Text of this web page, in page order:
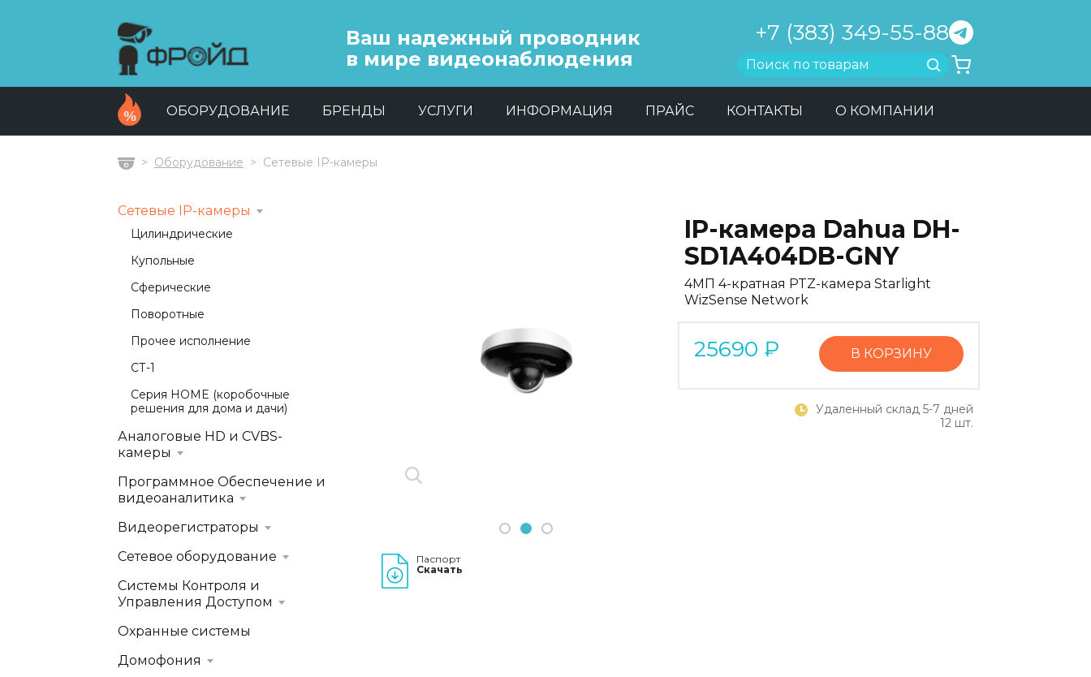
Ваш надежный проводник
в мире видеонаблюдения
+7 (383) 349-55-88
Найти
ОБОРУДОВАНИЕ БРЕНДЫ УСЛУГИ ИНФОРМАЦИЯ ПРАЙС КОНТАКТЫ О КОМПАНИИ
ГлавнаяОборудование Сетевые IP-камеры
1 2 3
Паспорт
Скачать
IP-камера Dahua DH-
SD1A404DB-GNY
4МП 4-кратная PTZ-камера Starlight
WizSense Network
25690 ₽ В КОРЗИНУ
Удаленный склад 5-7 дней
12 шт.
Сетевые IP-камеры
Цилиндрические
Купольные
Сферические
Поворотные
Прочее исполнение
СТ-1
Серия HOME (коробочные
решения для дома и дачи)
Аналоговые HD и CVBS-
камеры
Программное Обеспечение и
видеоаналитика
Видеорегистраторы
Сетевое оборудование
Системы Контроля и
Управления Доступом
Охранные системы
Домофония